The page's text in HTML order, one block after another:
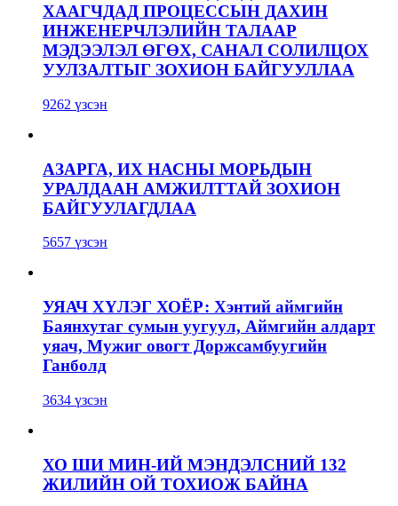
ХААГЧДАД ПРОЦЕССЫН ДАХИН
ИНЖЕНЕРЧЛЭЛИЙН ТАЛААР
МЭДЭЭЛЭЛ ӨГӨХ, САНАЛ СОЛИЛЦОХ
УУЛЗАЛТЫГ ЗОХИОН БАЙГУУЛЛАА
9262 үзсэн
АЗАРГА, ИХ НАСНЫ МОРЬДЫН
УРАЛДААН АМЖИЛТТАЙ ЗОХИОН
БАЙГУУЛАГДЛАА
5657 үзсэн
УЯАЧ ХҮЛЭГ ХОЁР: Хэнтий аймгийн
Баянхутаг сумын уугуул, Аймгийн алдарт
уяач, Мужиг овогт Доржсамбуугийн
Ганболд
3634 үзсэн
ХО ШИ МИН-ИЙ МЭНДЭЛСНИЙ 132
ЖИЛИЙН ОЙ ТОХИОЖ БАЙНА